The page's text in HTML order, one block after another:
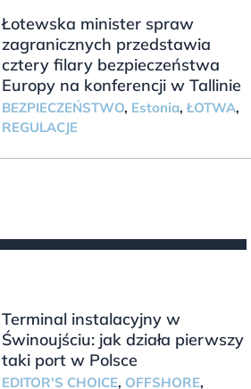
Łotewska minister spraw
zagranicznych przedstawia
cztery filary bezpieczeństwa
Europy na konferencji w Tallinie
BEZPIECZEŃSTWO, Estonia,ŁOTWA,
REGULACJE
Terminal instalacyjny w
Świnoujściu: jak działa pierwszy
taki port w Polsce
EDITOR'S CHOICE, OFFSHORE,